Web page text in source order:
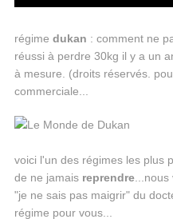
régime dukan : comment ne
réussi à perdre 30kg il y a un
à mesure. (droits réservés.
commerciale...
voici l'un des régimes les plus
de ne jamais reprendre...nous
"je ne sais pas maigrir" du
régime pour vous...